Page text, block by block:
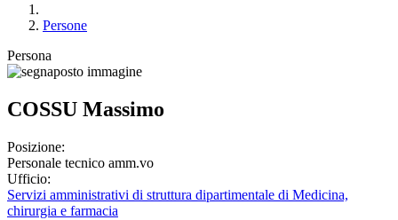
Persone
Persona
COSSU Massimo
Posizione:
Personale tecnico amm.vo
Ufficio:
Servizi amministrativi di struttura dipartimentale di Medicina,
chirurgia e farmacia